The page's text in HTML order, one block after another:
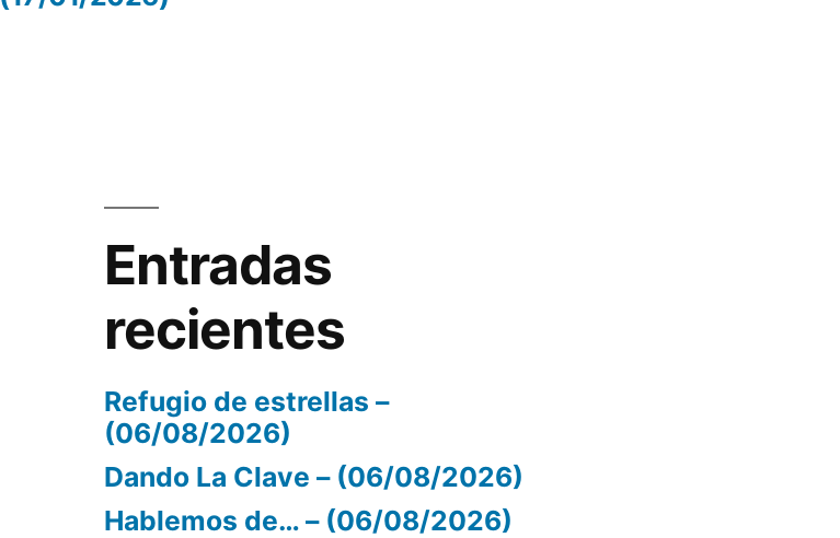
Entradas
recientes
Refugio de estrellas –
(06/08/2026)
Dando La Clave – (06/08/2026)
Hablemos de… – (06/08/2026)